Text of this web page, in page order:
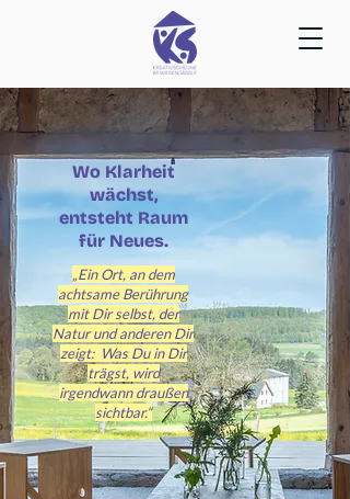
Wo Klarheit
wächst,
entsteht Raum
für Neues.
„Ein Ort, an dem
achtsame Berührung
mit Dir selbst, der
Natur und anderen Dir
zeigt: Was Du in Dir
trägst, wird
irgendwann draußen
sichtbar.“